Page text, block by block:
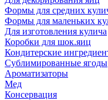
Формы для средних
Формы для маленьких
Для изготовления кулича
Коробки для шок.яиц
Кондитерские
Сублимированные ягоды
Ароматизаторы
Мед
Консервация